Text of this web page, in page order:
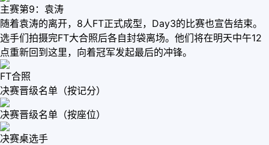
主赛第9：袁涛
随着袁涛的离开，8人FT正式成型，Day3的比赛也宣告结束。
选手们拍摄完FT大合照后各自封袋离场。他们将在明天中午12
点重新回到这里，向着冠军发起最后的冲锋。
FT合照
决赛晋级名单（按记分）
决赛晋级名单（按座位）
决赛桌选手